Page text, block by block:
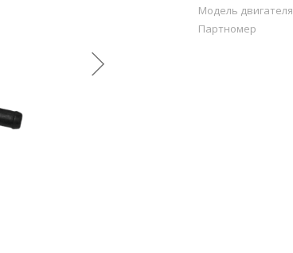
Модель двигателя
Партномер